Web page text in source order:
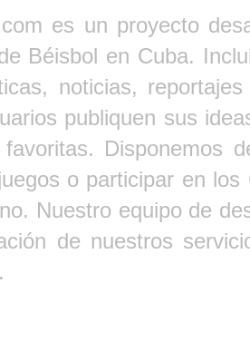
es un proyecto
Béisbol en Cuba.
noticias,
publiquen sus
Disponemos
o participar en
Nuestro equipo de
de nuestros